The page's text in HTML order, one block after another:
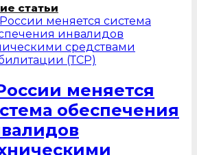
статьи
меняется
обеспечения